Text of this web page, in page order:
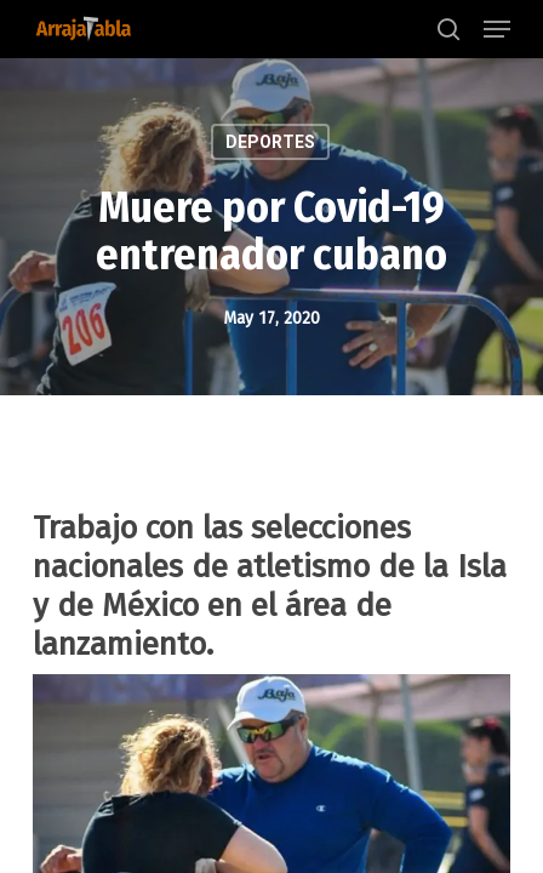
search
Menu
DEPORTES
Muere por Covid-19
entrenador cubano
May 17, 2020
Trabajo con las selecciones
nacionales de atletismo de la Isla
y de México en el área de
lanzamiento.